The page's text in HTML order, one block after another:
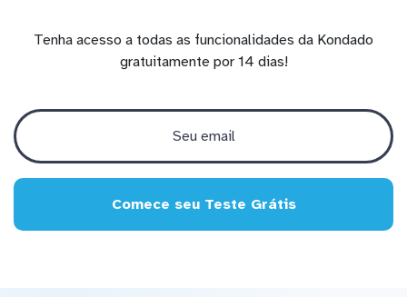
Tenha acesso a todas as funcionalidades da Kondado
gratuitamente por 14 dias!
Comece seu Teste Grátis